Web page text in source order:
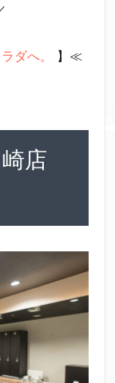
ダへ。 】≪
崎店